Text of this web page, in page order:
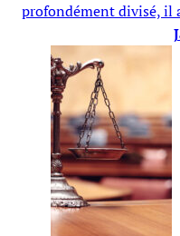
profondément divisé, il